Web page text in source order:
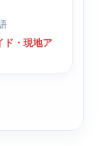
ド・現地ア